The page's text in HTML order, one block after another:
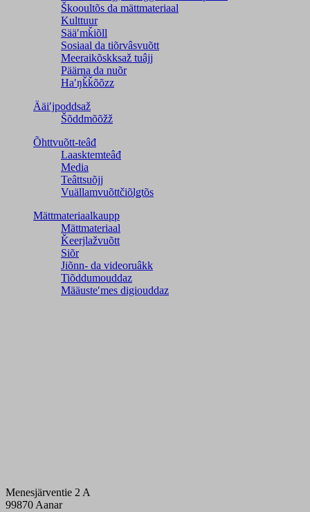
Škooultõs da mättmateriaal
Kulttuur
Sääʹmǩiõll
Sosiaal da tiõrvâsvuõtt
Meeraikõskksaž tuâjj
Päärna da nuõr
Haʹŋǩǩõõzz
Ääiʹjpoddsaž
Šõddmõõžž
Õhttvuõtt-teâđ
Laasktemteâđ
Media
Teâttsuõjj
Vuällamvuõttčiõlǥtõs
Mättmateriaalkaupp
Mättmateriaal
Ǩeerjlažvuõtt
Siõr
Jiõnn- da videoruâkk
Tiõddumouddaz
Määusteʹmes digiouddaz
Menesjärventie 2 A
99870 Aanar